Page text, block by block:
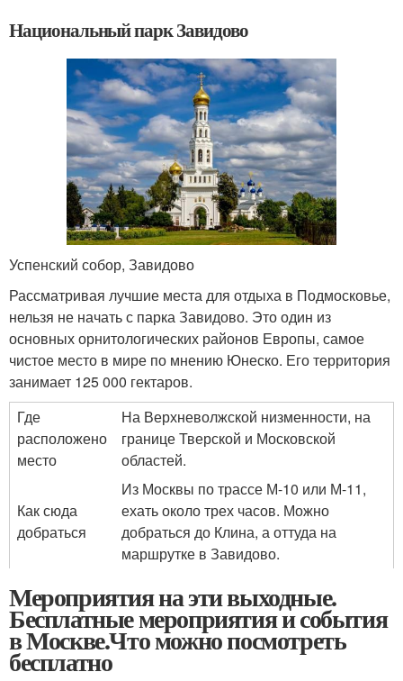
Национальный парк Завидово
Успенский собор, Завидово
Рассматривая лучшие места для отдыха в Подмосковье,
нельзя не начать с парка Завидово. Это один из
основных орнитологических районов Европы, самое
чистое место в мире по мнению Юнеско. Его территория
занимает 125 000 гектаров.
Где
расположено
место
На Верхневолжской низменности, на
границе Тверской и Московской
областей.
Как сюда
добраться
Из Москвы по трассе М-10 или М-11,
ехать около трех часов. Можно
добраться до Клина, а оттуда на
маршрутке в Завидово.
Мероприятия на эти выходные.
Бесплатные мероприятия и события
в Москве.Что можно посмотреть
бесплатно